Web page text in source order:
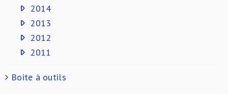
2014
2013
2012
2011
Boite à outils